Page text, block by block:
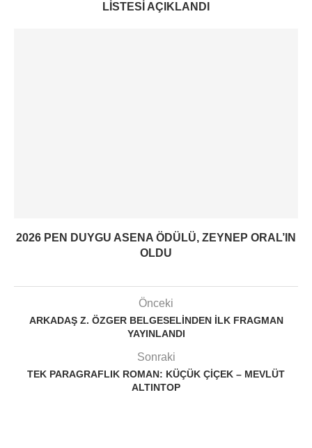
LISTESI AÇIKLANDI
2026 PEN DUYGU ASENA ÖDÜLÜ, ZEYNEP ORAL’IN
OLDU
Önceki
ARKADAŞ Z. ÖZGER BELGESELINDEN ILK FRAGMAN
YAYINLANDI
Sonraki
TEK PARAGRAFLIK ROMAN: KÜÇÜK ÇIÇEK – MEVLÜT
ALTINTOP